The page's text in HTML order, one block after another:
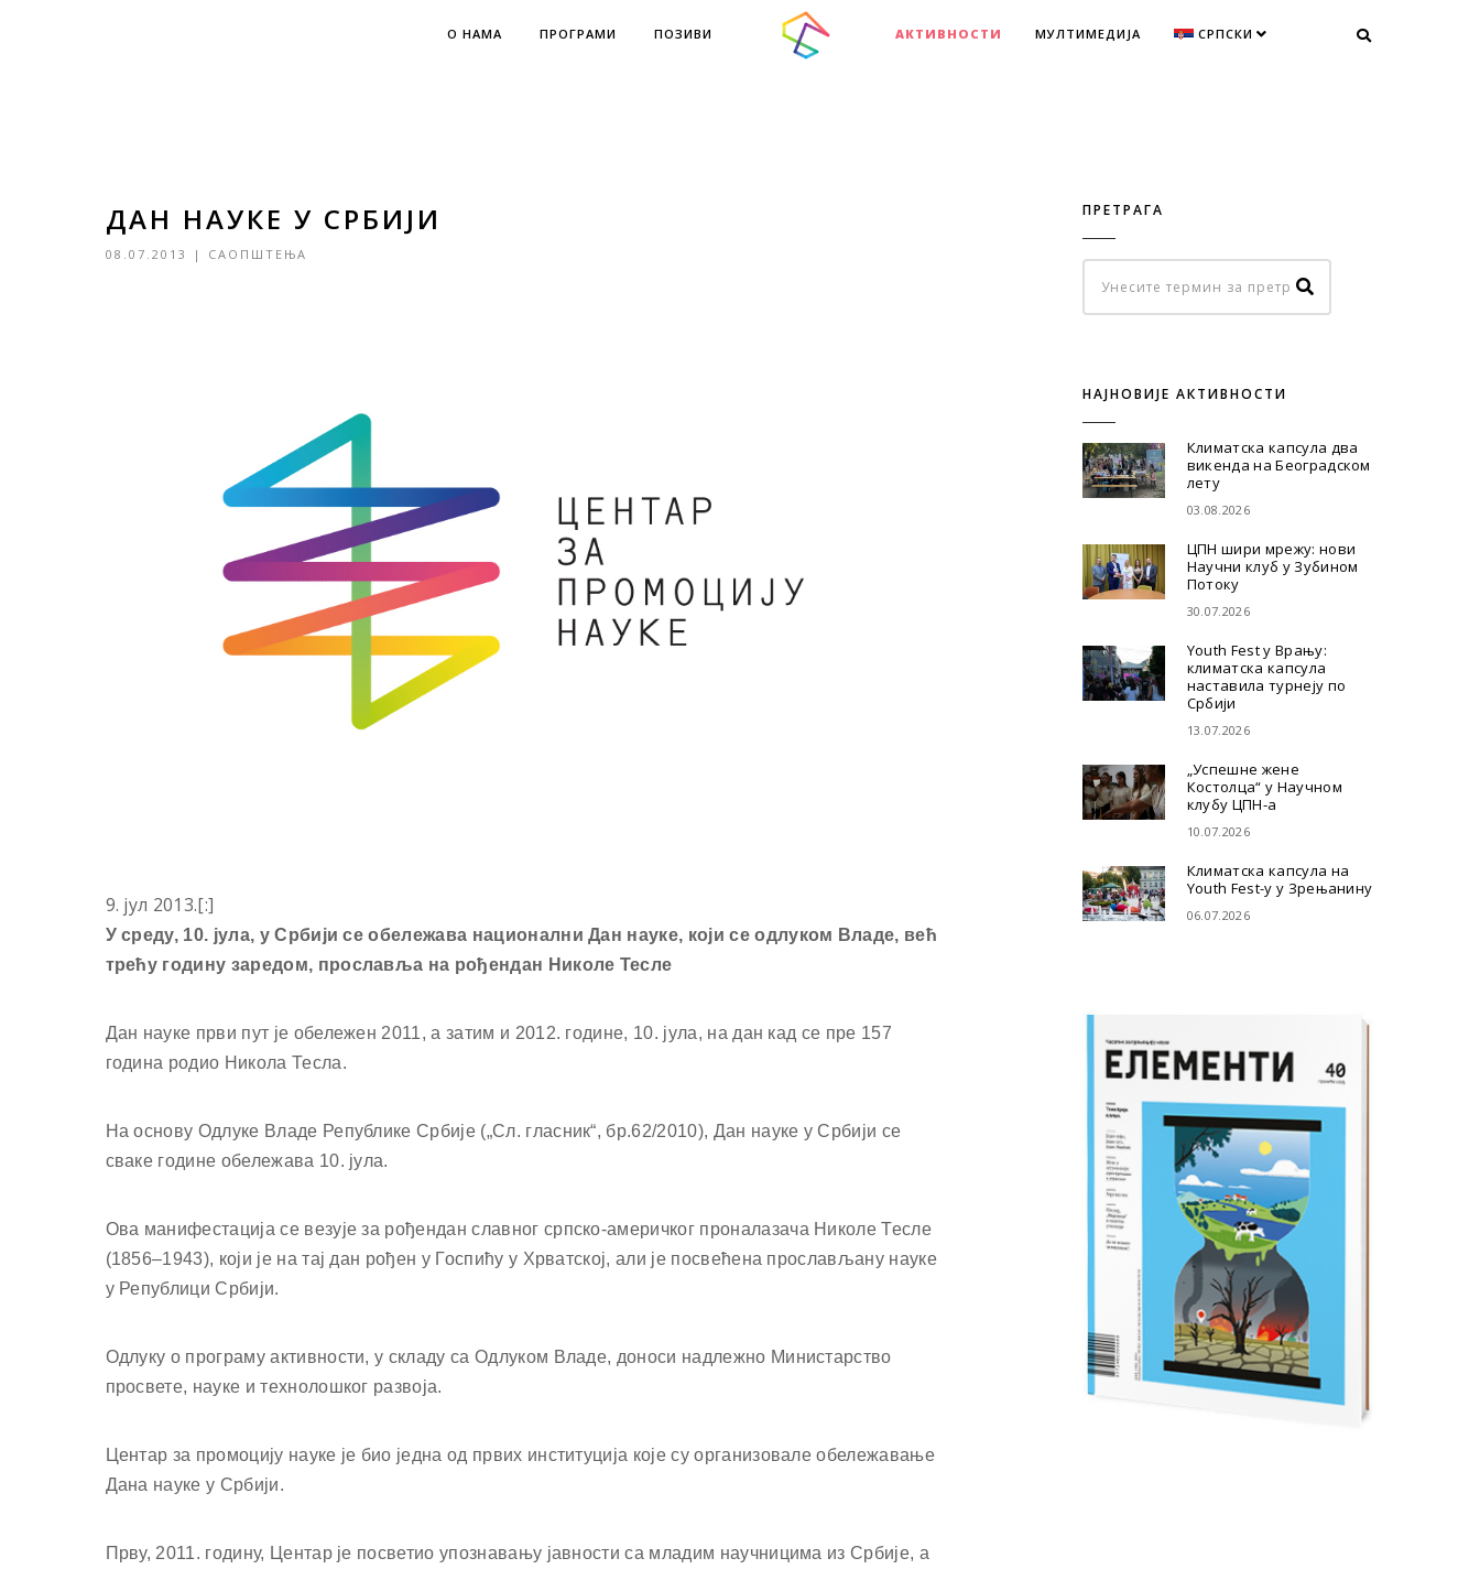
О НАМА ПРОГРАМИ ПОЗИВИ АКТИВНОСТИ МУЛТИМЕДИЈА СРПСКИ
ДАН НАУКЕ У СРБИЈИ
08.07.2013 | САОПШТЕЊА
9. јул 2013.[:]
У среду, 10. јула, у Србији сеобележава национални Дан науке, који се одлуком Владе, већ
трећу годину заредом, прославља на рођендан Николе Тесле
Дан науке први пут је обележен 2011, а затим и 2012. године, 10. јула, на дан кад се пре 157
година родио Никола Тесла.
На основу Одлуке Владе Републике Србије („Сл. гласник“, бр.62/2010), Дан науке у Србији се
сваке године обележава 10. јула.
Ова манифестација се везује за рођендан славног српско-америчког проналазача Николе Тесле
(1856–1943), који је на тај дан рођен у Госпићу у Хрватској, али је посвећена прослављану науке
у Републици Србији.
Одлуку о програму активности, у складу са Одлуком Владе, доноси надлежно Министарство
просвете, науке и технолошког развоја.
Центар за промоцију науке је био једна од првих институција које су организовале обележавање
Дана науке у Србији.
Прву, 2011. годину, Центар је посветио упознавању јавности са младим научницима из Србије, а
ПРЕТРАГА
НАЈНОВИЈЕ АКТИВНОСТИ
Климатска капсула два
викенда на Београдском
лету
03.08.2026
ЦПН шири мрежу: нови
Научни клуб у Зубином
Потоку
30.07.2026
Youth Fest у Врању:
климатска капсула
наставила турнеју по
Србији
13.07.2026
„Успешне жене
Костолца“ у Научном
клубу ЦПН-а
10.07.2026
Климатска капсула на
Youth Fest-у у Зрењанину
06.07.2026